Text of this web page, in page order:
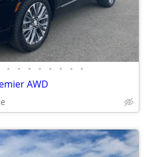
• • • • • • • •
AWD